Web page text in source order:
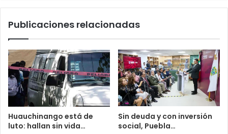
Publicaciones relacionadas
Huauchinango está de
luto: hallan sin vida…
Sin deuda y con inversión
social, Puebla…